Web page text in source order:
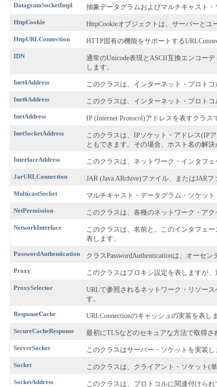
DatagramSocketImpl 抽象データグラムおよびマルチキャスト
HttpCookie HttpCookieオブジェクトは、サーバーと
HttpURLConnection HTTP固有の機能をサポートする
IDN
通常のUnicode表現とASCII互換エンコー
します。
Inet4Address このクラスは、インターネット・プロト
Inet6Address このクラスは、インターネット・プロト
InetAddress IP (Internet Protocol)アドレスを表すクラス
InetSocketAddress
このクラスは、IPソケット・アドレス(IP
ともできます。その場合、ホスト名の解
InterfaceAddress このクラスは、ネットワーク・インタフ
JarURLConnection JAR (Java ARchive)ファイル、またはJAR
MulticastSocket マルチキャスト・データグラム・ソケッ
NetPermission このクラスは、各種のネットワーク・ア
NetworkInterface
このクラスは、名前と、このインタフェ
表します。
PasswordAuthentication クラスPasswordAuthenticationは、オーセ
Proxy このクラスはプロキシ設定を表しますが
ProxySelector
URLで参照されるネットワーク・リソー
す。
ResponseCache URLConnectionのキャッシュの実装を表し
SecureCacheResponse 最初にTLSなどのセキュアな方法で取得
ServerSocket このクラスはサーバー・ソケットを実装し
Socket このクラスは、クライアント・ソケット(
SocketAddress このクラスは、プロトコルに関連付けら